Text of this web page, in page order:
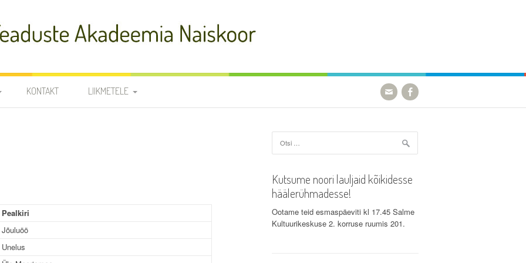
Naiskoor
KONTAKT LIIKMETELE
Pealkiri
Jõuluöö
Unelus
Kutsume noori lauljaid kõikidesse
häälerühmadesse!
Ootame teid esmaspäeviti kl 17.45 Salme
Kultuurikeskuse 2. korruse ruumis 201.